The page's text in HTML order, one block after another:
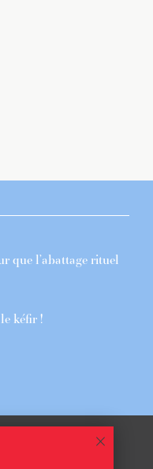
que l’abattage rituel
kéfir !